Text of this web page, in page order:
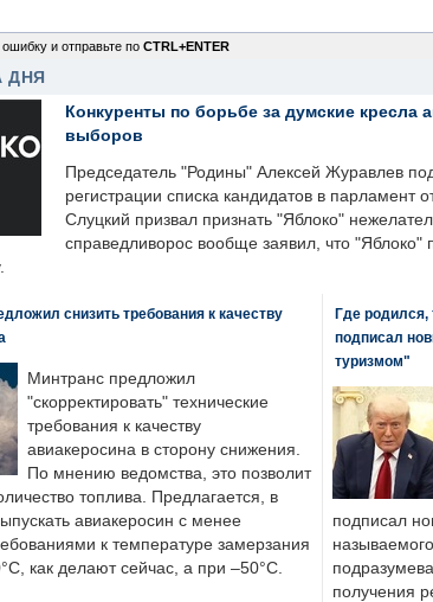
и отправьте по CTRL+ENTER
ДНЯ
Конкуренты по борьбе за думские кресла
выборов
Председатель "Родины" Алексей Журавлев
регистрации списка кандидатов в
Слуцкий призвал признать "Яблоко"
справедливорос вообще заявил, что "Яблоко"
снизить требования к качеству
Минтранс предложил
"скорректировать" технические
требования к качеству
авиакеросина в сторону снижения.
По мнению ведомства, это позволит
топлива. Предлагается, в
авиакеросин с менее
к температуре замерзания
как делают сейчас, а при –50°C.
Где родился,
подписал
туризмом"
подписал
получения